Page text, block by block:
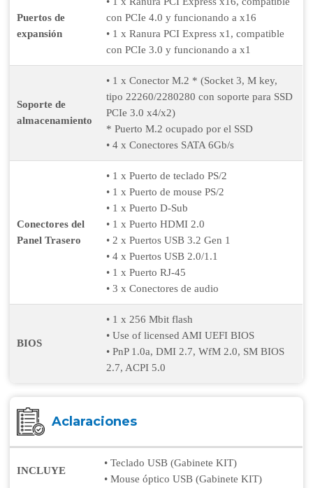
Puertos de
expansión
con PCIe 4.0 y funcionando a x16
• 1 x Ranura PCI Express x1, compatible
con PCIe 3.0 y funcionando a x1
Soporte de
almacenamiento
• 1 x Conector M.2 * (Socket 3, M key,
tipo 22260/2280280 con soporte para SSD
PCIe 3.0 x4/x2)
* Puerto M.2 ocupado por el SSD
• 4 x Conectores SATA 6Gb/s
Conectores del
Panel Trasero
• 1 x Puerto de teclado PS/2
• 1 x Puerto de mouse PS/2
• 1 x Puerto D-Sub
• 1 x Puerto HDMI 2.0
• 2 x Puertos USB 3.2 Gen 1
• 4 x Puertos USB 2.0/1.1
• 1 x Puerto RJ-45
• 3 x Conectores de audio
BIOS
• 1 x 256 Mbit flash
• Use of licensed AMI UEFI BIOS
• PnP 1.0a, DMI 2.7, WfM 2.0, SM BIOS
2.7, ACPI 5.0
Aclaraciones
INCLUYE
• Teclado USB (Gabinete KIT)
• Mouse óptico USB (Gabinete KIT)